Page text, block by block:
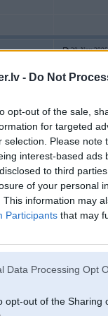
- Do Not
opt-out of the sale,
for targeted
selection. Please
interest-based ads
to third
of your personal
This information may
Participants that may
Data Processing Opt
opt-out of the Sharing
20. Nov
mežu
kungi man